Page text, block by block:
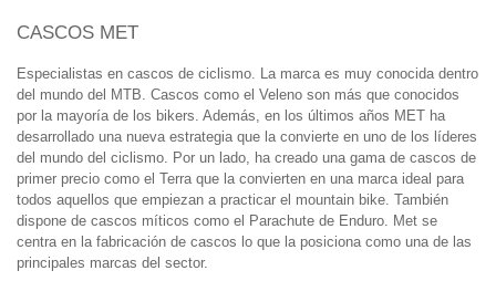
CASCOS MET
Especialistas en cascos de ciclismo. La marca es muy conocida dentro
del mundo del MTB. Cascos como el Veleno son más que conocidos
por la mayoría de los bikers. Además, en los últimos años MET ha
desarrollado una nueva estrategia que la convierte en uno de los líderes
del mundo del ciclismo. Por un lado, ha creado una gama de cascos de
primer precio como el Terra que la convierten en una marca ideal para
todos aquellos que empiezan a practicar el mountain bike. También
dispone de cascos míticos como el Parachute de Enduro. Met se
centra en la fabricación de cascos lo que la posiciona como una de las
principales marcas del sector.